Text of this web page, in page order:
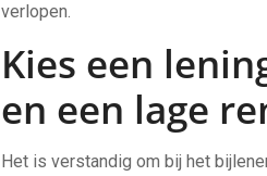
verlopen.
Kies een
en een lage
Het is verstandig om bij het